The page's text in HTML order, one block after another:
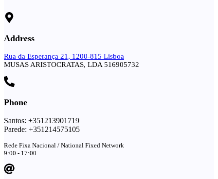
Address
Rua da Esperança 21, 1200-815 Lisboa
MUSAS ARISTOCRATAS, LDA 516905732
Phone
Santos: +351213901719
Parede: +351214575105
Rede Fixa Nacional / National Fixed Network
9:00 - 17:00